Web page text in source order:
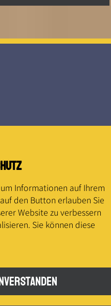
Informationen auf Ihrem
den Button erlauben Sie
Website zu verbessern
Sie können diese